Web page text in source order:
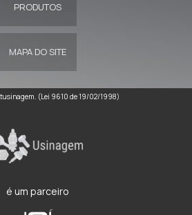
PRODUTOS
MAPA DO SITE
(Lei 9610 de 19/02/1998)
é um parceiro